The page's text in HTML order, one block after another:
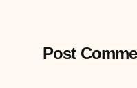
Post